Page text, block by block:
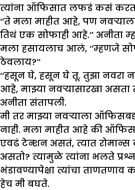
त्यांना ऑफिसात लफडं कसं
‘‘ते मला माहीत आहे, पण
तिथं एक सोफाही आहे.’’ अनीता
मला हसायलाच आलं, ‘‘म्हणजे
ठेवलाय?’’
‘‘हसून घे, हसून घे तू. तुझा नवरा
आहे, माझ्या नवऱ्यासारखा
अनीता संतापली.
मी तर माझ्या नवऱ्याला
नाही. मला माहीत आहे की
एवढं टेन्शन असतं, त्यात
असतो? त्यामुळे त्यांना भलते
भंडावण्यापेक्षा त्यांचा
हेच मी बघते.